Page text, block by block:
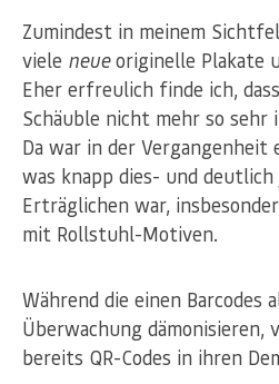
Zumindest in meinem
viele neueoriginelle Plakate
Eher erfreulich finde ich,
Schäuble nicht mehr so
Da war in der Vergangenheit
was knapp dies- und deutlich
Erträglichen war,
mit Rollstuhl-Motiven.
Während die einen Barcodes
Überwachung dämonisieren,
bereits QR-Codes in ihren